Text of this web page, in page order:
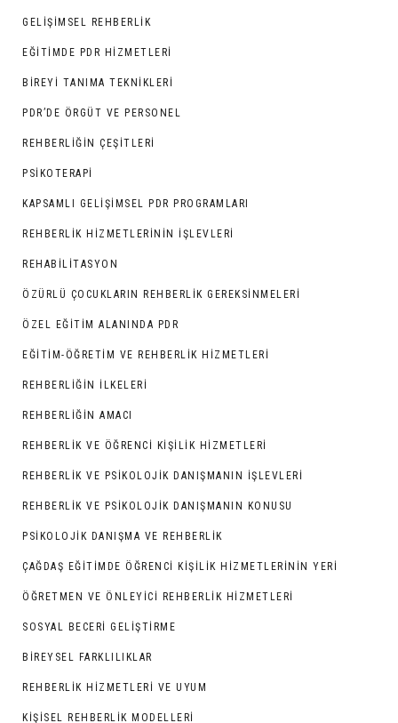
GELIŞIMSEL REHBERLIK
EĞITIMDE PDR HIZMETLERI
BIREYI TANIMA TEKNIKLERI
PDR’DE ÖRGÜT VE PERSONEL
REHBERLIĞIN ÇEŞITLERI
PSIKOTERAPI
KAPSAMLI GELIŞIMSEL PDR PROGRAMLARI
REHBERLIK HIZMETLERININ İŞLEVLERI
REHABILITASYON
ÖZÜRLÜ ÇOCUKLARIN REHBERLIK GEREKSINMELERI
ÖZEL EĞITIM ALANINDA PDR
EĞITIM-ÖĞRETIM VE REHBERLIK HIZMETLERI
REHBERLIĞIN İLKELERI
REHBERLIĞIN AMACI
REHBERLİK VE ÖĞRENCİ KİŞİLİK HİZMETLERİ
REHBERLIK VE PSIKOLOJIK DANIŞMANIN İŞLEVLERI
REHBERLIK VE PSIKOLOJIK DANIŞMANIN KONUSU
PSIKOLOJIK DANIŞMA VE REHBERLIK
ÇAĞDAŞ EĞITIMDE ÖĞRENCI KIŞILIK HIZMETLERININ YERI
ÖĞRETMEN VE ÖNLEYİCİ REHBERLİK HİZMETLERİ
SOSYAL BECERİ GELİŞTİRME
BIREYSEL FARKLILIKLAR
REHBERLİK HİZMETLERİ VE UYUM
KİŞİSEL REHBERLİK MODELLERİ